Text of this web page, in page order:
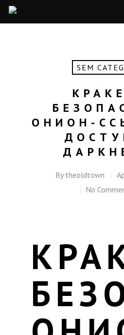
SEM
ОНИОН-
By theoldtown
No